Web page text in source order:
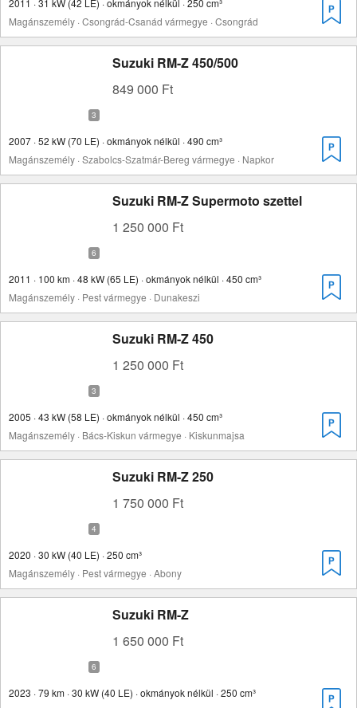
2011 · 31 kW (42 LE) · okmányok nélkül · 250 cm³
Magánszemély · Csongrád-Csanád vármegye · Csongrád
Suzuki RM-Z 450/500
849 000 Ft
2007 · 52 kW (70 LE) · okmányok nélkül · 490 cm³
Magánszemély · Szabolcs-Szatmár-Bereg vármegye · Napkor
Suzuki RM-Z Supermoto szettel
1 250 000 Ft
2011 · 100 km · 48 kW (65 LE) · okmányok nélkül · 450 cm³
Magánszemély · Pest vármegye · Dunakeszi
Suzuki RM-Z 450
1 250 000 Ft
2005 · 43 kW (58 LE) · okmányok nélkül · 450 cm³
Magánszemély · Bács-Kiskun vármegye · Kiskunmajsa
Suzuki RM-Z 250
1 750 000 Ft
2020 · 30 kW (40 LE) · 250 cm³
Magánszemély · Pest vármegye · Abony
Suzuki RM-Z
1 650 000 Ft
2023 · 79 km · 30 kW (40 LE) · okmányok nélkül · 250 cm³